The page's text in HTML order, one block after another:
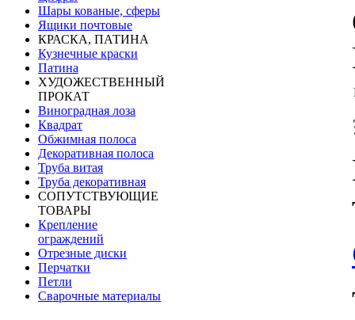
Шары кованые, сферы
Ящики почтовые
КРАСКА, ПАТИНА
Кузнечные краски
Патина
ХУДОЖЕСТВЕННЫЙ
ПРОКАТ
Виноградная лоза
Квадрат
Обжимная полоса
Декоративная полоса
Труба витая
Труба декоративная
СОПУТСТВУЮЩИЕ
ТОВАРЫ
Крепление
ограждений
Отрезные диски
Перчатки
Петли
Сварочные материалы